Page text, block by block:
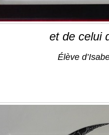
et de celui
Élève